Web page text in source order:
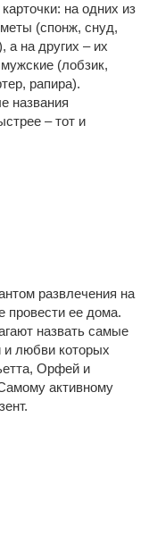
на одних из
(спонж, снуд,
а на других – их
(лобзик,
рапира).
названия
– тот и
развлечения на
провести ее дома.
назвать самые
и любви которых
Орфей и
активному